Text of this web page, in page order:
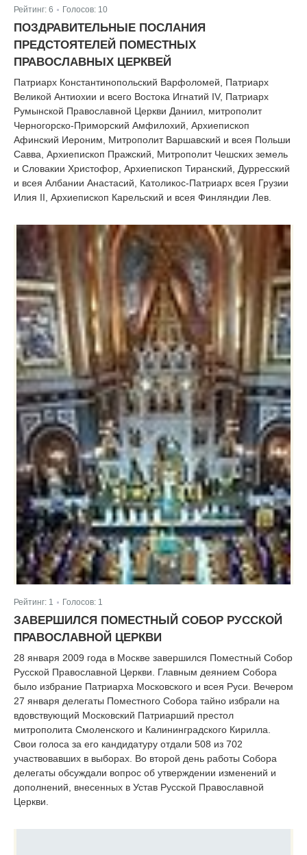
Рейтинг: 6 Голосов: 10
ПОЗДРАВИТЕЛЬНЫЕ ПОСЛАНИЯ
ПРЕДСТОЯТЕЛЕЙ ПОМЕСТНЫХ
ПРАВОСЛАВНЫХ ЦЕРКВЕЙ
Патриарх Константинопольский Варфоломей, Патриарх
Великой Антиохии и всего Востока Игнатий IV, Патриарх
Румынской Православной Церкви Даниил, митрополит
Черногорско-Приморский Амфилохий, Архиепископ
Афинский Иероним, Митрополит Варшавский и всея Польши
Савва, Архиепископ Пражский, Митрополит Чешских земель
и Словакии Христофор, Архиепископ Тиранский, Дурресский
и всея Албании Анастасий, Католикос-Патриарх всея Грузии
Илия II, Архиепископ Карельский и всея Финляндии Лев.
Рейтинг: 1 Голосов: 1
ЗАВЕРШИЛСЯ ПОМЕСТНЫЙ СОБОР РУССКОЙ
ПРАВОСЛАВНОЙ ЦЕРКВИ
28 января 2009 года в Москве завершился Поместный Собор
Русской Православной Церкви. Главным деянием Собора
было избрание Патриарха Московского и всея Руси. Вечером
27 января делегаты Поместного Собора тайно избрали на
вдовствующий Московский Патриарший престол
митрополита Смоленского и Калининградского Кирилла.
Свои голоса за его кандидатуру отдали 508 из 702
участвовавших в выборах. Во второй день работы Собора
делегаты обсуждали вопрос об утверждении изменений и
дополнений, внесенных в Устав Русской Православной
Церкви.